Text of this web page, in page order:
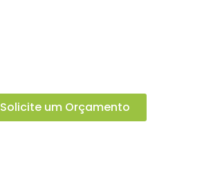
Solicite um Orçamento